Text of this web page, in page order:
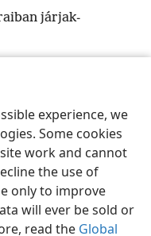
experience, we
Some cookies
work and cannot
the use of
only to improve
will ever be sold or
read the Global
járjak-
Society of Pennsylvania
vonatkozó szabályok
Bejelentkezés